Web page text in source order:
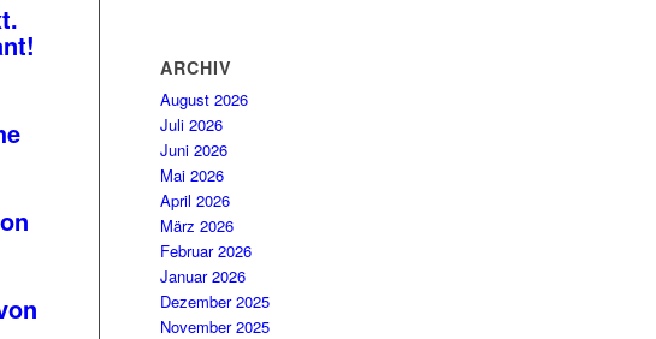
ARCHIV
August 2026
Juli 2026
Juni 2026
Mai 2026
April 2026
März 2026
Februar 2026
Januar 2026
Dezember 2025
November 2025